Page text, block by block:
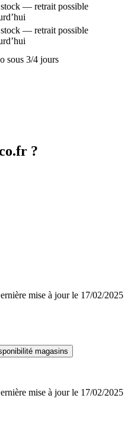
stock — retrait possible
stock — retrait possible
sous 3/4 jours
?
mise à jour le 17/02/2025
magasins
mise à jour le 17/02/2025